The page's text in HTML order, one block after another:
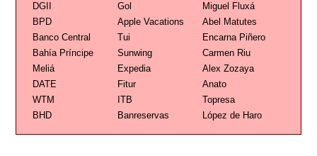
DGII
Gol
Miguel Fluxá
BPD
Apple Vacations
Abel Matutes
Banco Central
Tui
Encarna Piñero
Bahía Príncipe
Sunwing
Carmen Riu
Meliá
Expedia
Alex Zozaya
DATE
Fitur
Anato
WTM
ITB
Topresa
BHD
Banreservas López de Haro